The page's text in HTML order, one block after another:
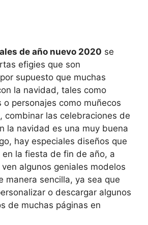
de año nuevo 2020 se
efigies que son
supuesto que muchas
la navidad, tales como
o personajes como muñecos
combinar las celebraciones de
la navidad es una muy buena
hay especiales diseños que
en la fiesta de fin de año, a
algunos geniales modelos
manera sencilla, ya sea que
o descargar algunos
de muchas páginas en